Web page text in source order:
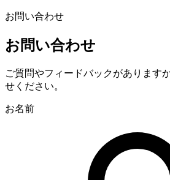
お問い合わせ
お問い合わせ
ご質問やフィードバックがあります
せください。
お名前